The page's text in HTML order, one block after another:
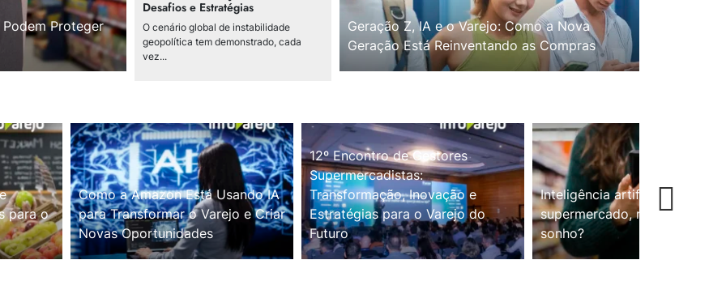
Proteger
Desafios e Estratégias
O cenário global de instabilidade
geopolítica tem demonstrado, cada
vez...
Geração Z, IA e o Varejo: Como a Nova
Geração Está Reinventando as Compras
para o
Como a Amazon Está Usando IA
para Transformar o Varejo e Criar
Novas Oportunidades
12º Encontro de Gestores
Supermercadistas:
Transformação, Inovação e
Estratégias para o Varejo do
Futuro
Inteligência artificial no
supermercado, realidade ou
sonho?